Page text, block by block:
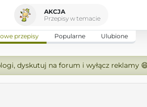
AKCJA
Przepisy w temacie
przepisy Popularne Ulubione
dyskutuj na forum i wyłącz reklamy